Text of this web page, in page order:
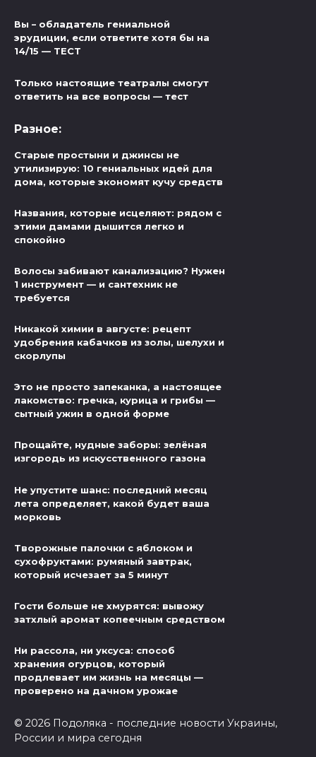
Вы – обладатель гениальной
эрудиции, если ответите хотя бы на
14/15 — ТЕСТ
Только настоящие театралы смогут
ответить на все вопросы — тест
Разное:
Старые простыни и джинсы не
утилизирую: 10 гениальных идей для
дома, которые экономят кучу средств
Названия, которые исцеляют: рядом с
этими дамами дышится легко и
спокойно
Волосы забивают канализацию? Нужен
1 инструмент — и сантехник не
требуется
Никакой химии в августе: рецепт
удобрения кабачков из золы, шелухи и
скорлупы
Это не просто запеканка, а настоящее
лакомство: гречка, курица и грибы —
сытный ужин в одной форме
Прощайте, нудные заборы: зелёная
изгородь из искусственного газона
Не упустите шанс: последний месяц
лета определяет, какой будет ваша
морковь
Творожные палочки с яблоком и
сухофруктами: румяный завтрак,
который исчезает за 5 минут
Гости больше не хмурятся: вывожу
затхлый аромат копеечным средством
Ни рассола, ни уксуса: способ
хранения огурцов, который
продлевает им жизнь на месяцы —
проверено на дачном урожае
© 2026 Подоляка - последние новости Украины,
России и мира сегодня